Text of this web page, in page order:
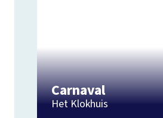
Carnaval
Het Klokhuis